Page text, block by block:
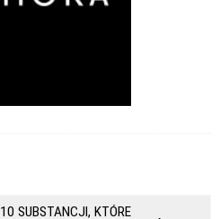
10 SUBSTANCJI, KTÓRE